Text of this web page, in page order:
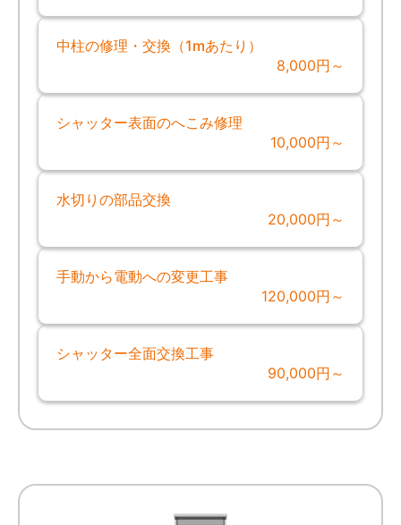
中柱の修理・交換（1mあたり）
8,000円～
シャッター表面のへこみ修理
10,000円～
水切りの部品交換
20,000円～
手動から電動への変更工事
120,000円～
シャッター全面交換工事
90,000円～